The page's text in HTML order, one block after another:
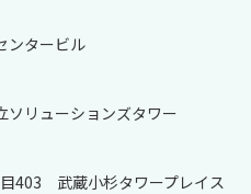
ンタービル
リューションズタワー
403　武蔵小杉タワープレイス